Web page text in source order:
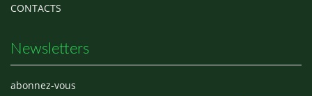
CONTACTS
Newsletters
abonnez-vous